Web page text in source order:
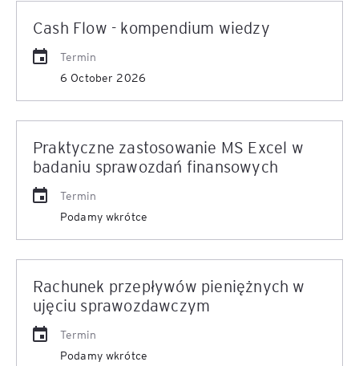
Cash Flow - kompendium wiedzy
Termin
6 October 2026
Praktyczne zastosowanie MS Excel w
badaniu sprawozdań finansowych
Termin
Podamy wkrótce
Rachunek przepływów pieniężnych w
ujęciu sprawozdawczym
Termin
Podamy wkrótce